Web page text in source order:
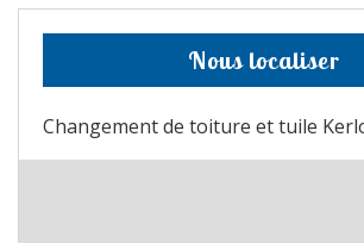
Nous localiser
Changement de toiture et tuile